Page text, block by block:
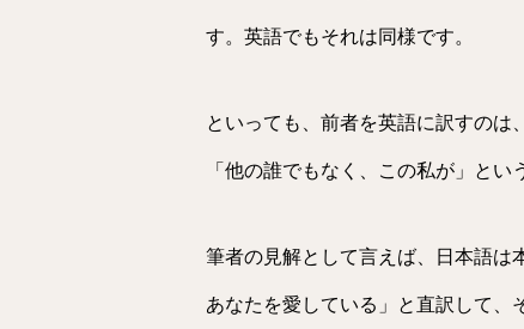
す。英語でもそれは同様です。
といっても、前者を英語に訳すのは
「他の誰でもなく、この私が」とい
筆者の見解として言えば、日本語は
あなたを愛している」と直訳して、